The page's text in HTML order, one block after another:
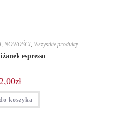
, NOWOŚCI, Wszystkie produkty
espresso
zł
koszyka